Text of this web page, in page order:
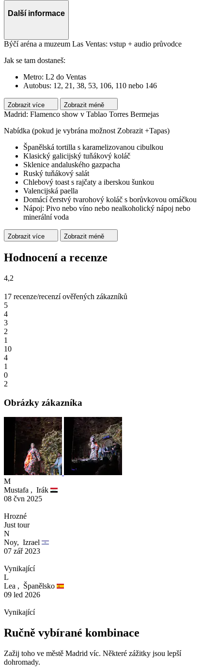
Další informace
Býčí aréna a muzeum Las Ventas: vstup + audio průvodce
Jak se tam dostaneš:
Metro: L2 do Ventas
Autobus: 12, 21, 38, 53, 106, 110 nebo 146
Zobrazit více Zobrazit méně
Madrid: Flamenco show v Tablao Torres Bermejas
Nabídka (pokud je vybrána možnost Zobrazit +Tapas)
Španělská tortilla s karamelizovanou cibulkou
Klasický galicijský tuňákový koláč
Sklenice andaluského gazpacha
Ruský tuňákový salát
Chlebový toast s rajčaty a iberskou šunkou
Valencijská paella
Domácí čerstvý tvarohový koláč s borůvkovou omáčkou
Nápoj: Pivo nebo víno nebo nealkoholický nápoj nebo
minerální voda
Zobrazit více Zobrazit méně
Hodnocení a recenze
4,2
17 recenze/recenzí ověřených zákazníků
5
4
3
2
1
10
4
1
0
2
Obrázky zákazníka
M
Mustafa , Irák
08 čvn 2025
Hrozné
Just tour
N
Noy, Izrael
07 zář 2023
Vynikající
L
Lea , Španělsko
09 led 2026
Vynikající
Ručně vybírané kombinace
Zažij toho ve městě Madrid víc. Některé zážitky jsou lepší
dohromady.